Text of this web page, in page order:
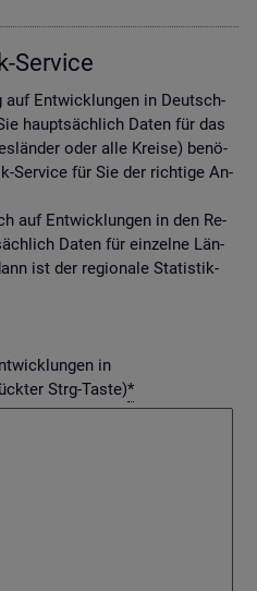
Ser­vice
auf Ent­wick­lun­gen in Deutsch­
haupt­säch­lich Daten für das
oder alle Krei­se) be­nö­
Ser­vice für Sie der rich­ti­ge An­
auf Ent­wick­lun­gen in den Re­
Daten für ein­zel­ne Län­
ist der re­gio­na­le Sta­tis­tik-
in
Strg-Taste)*